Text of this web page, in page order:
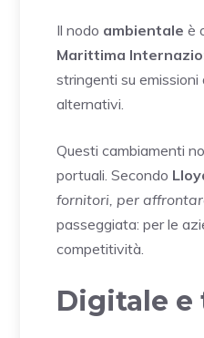
Il nodo ambientale è
Marittima
stringenti su emissioni
alternativi.
Questi cambiamenti
portuali. Secondo
fornitori, per
passeggiata: per le
competitività.
Digitale e